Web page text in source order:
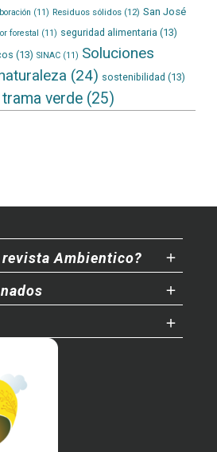
(11) Residuos sólidos(12) San José
forestal (11) seguridad alimentaria (13)
(13) SINAC(11) Soluciones
(24) sostenibilidad (13)
trama verde(25)
Ambientico?